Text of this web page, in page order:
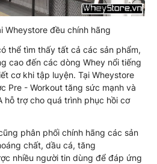
Wheystore đều chính hãng
thể tìm thấy tất cả các sản phẩm,
cao đến các dòng Whey nổi tiếng
cơ khi tập luyện. Tại Wheystore
Pre - Workout tăng sức mạnh và
hỗ trợ cho quá trình phục hồi cơ
phân phối chính hãng các sản
chất, dầu cá, tăng
nhiều người tin dùng để đáp ứng